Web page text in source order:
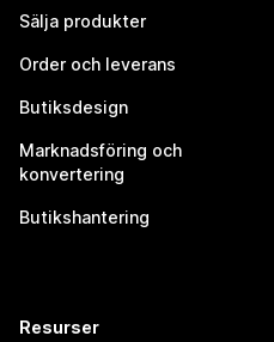
Sälja produkter
Order och leverans
Butiksdesign
Marknadsföring och
konvertering
Butikshantering
Resurser